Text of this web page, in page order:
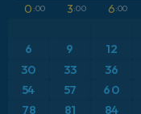
ICON Alemania 2 km
Caribe
Escandinavia
Anomalía de
CAPE
0 :00 3:00 6:00
6
9 12
30 33 36
54
57 60
78 81 84